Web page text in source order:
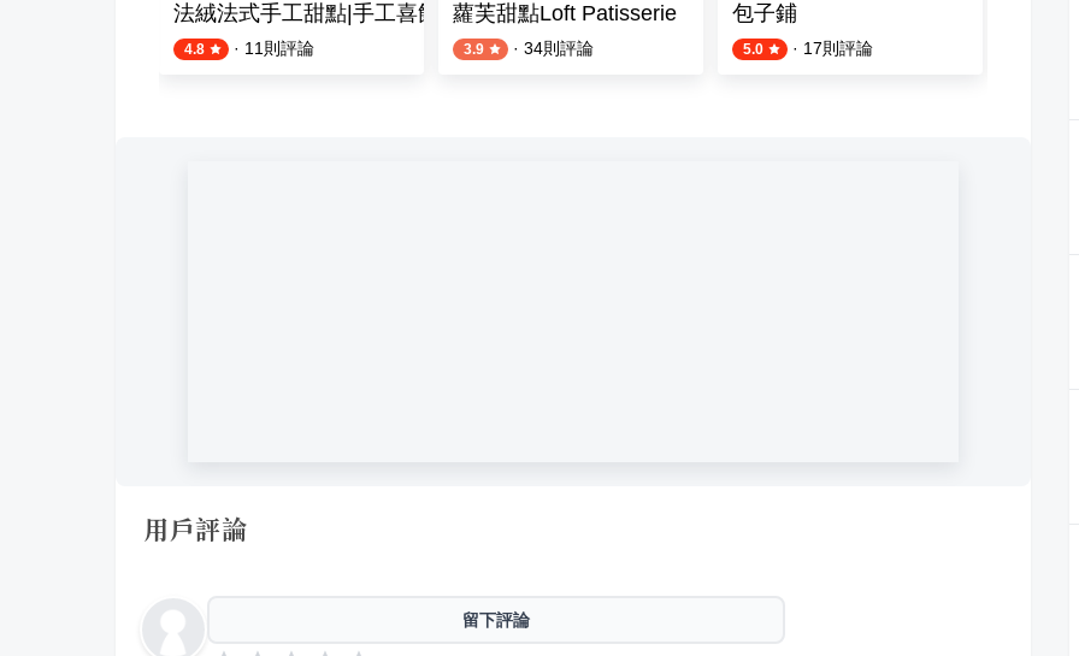
法絨法式手工甜點|手工喜餅
4.8 · 11 則評論
蘿芙甜點Loft Patisserie
3.9 · 34則評論
包子鋪
5.0 · 17則評論
頂加
用戶評論
留下評論